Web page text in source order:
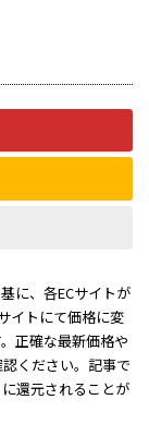
に、各ECサイトが
イトにて価格に変
正確な最新価格や
ください。記事で
還元されることが